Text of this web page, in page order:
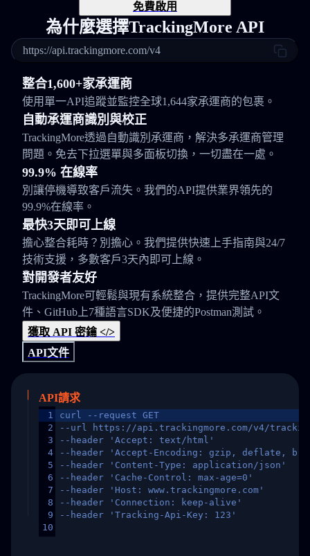
免費啟用
為什麼選擇TrackingMore API
https://api.trackingmore.com/v4
整合1,600+家承運商
使用單一API追蹤並監控全球1,644家承運商的包裹。
自動承運商識別與校正
TrackingMore透過自動識別承運商，解決多承運商管理
問題。免去下拉選單與多面板切換，一切盡在一處。
99.9% 在線率
別讓停機導致客戶流失。我們的API提供業界領先的
99.9%在線率。
最快3天即可上線
擔心整合耗時？別擔心。我們提供快速上手指南與24/7
技術支援，多數客戶3天內即可上線。
對開發者友好
TrackingMore可輕鬆與現有系統整合，提供完整API文
件、GitHub上7種語言SDK及便捷的Postman測試。
獲取 API 密鑰 </>
API文件
API請求
1
2
3
4
5
6
7
8
9
10
curl --request GET
--url https://api.trackingmore.com/v4/trackings/
--header 'Accept: text/html'
--header 'Accept-Encoding: gzip, deflate,
--header 'Content-Type: application/json'
--header 'Cache-Control: max-age=0'
--header 'Host: www.trackingmore.com'
--header 'Connection: keep-alive'
--header 'Tracking-Api-Key: 123'